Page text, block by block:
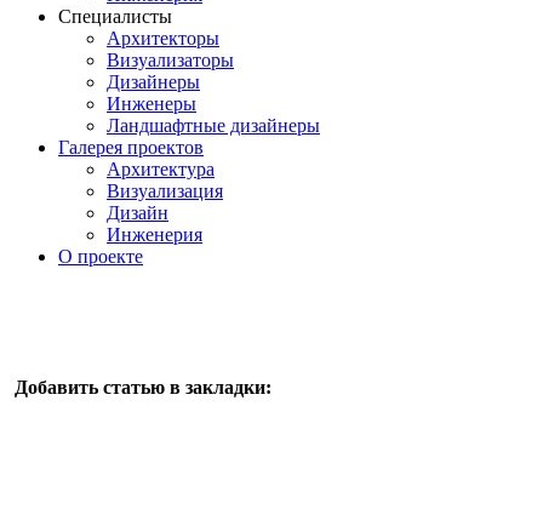
Специалисты
Архитекторы
Визуализаторы
Дизайнеры
Инженеры
Ландшафтные дизайнеры
Галерея проектов
Архитектура
Визуализация
Дизайн
Инженерия
О проекте
Добавить статью в закладки: